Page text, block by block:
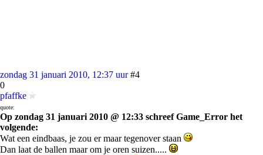
zondag 31 januari 2010, 12:37 uur #4
0
pfaffke
quote:
Op zondag 31 januari 2010 @ 12:33 schreef Game_Error het
volgende:
Wat een eindbaas, je zou er maar tegenover staan
Dan laat de ballen maar om je oren suizen.....